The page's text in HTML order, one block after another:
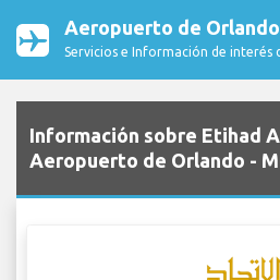
Aeropuerto de Orlando
Servicios e Información de interés
Información sobre Etihad
Aeropuerto de Orlando -